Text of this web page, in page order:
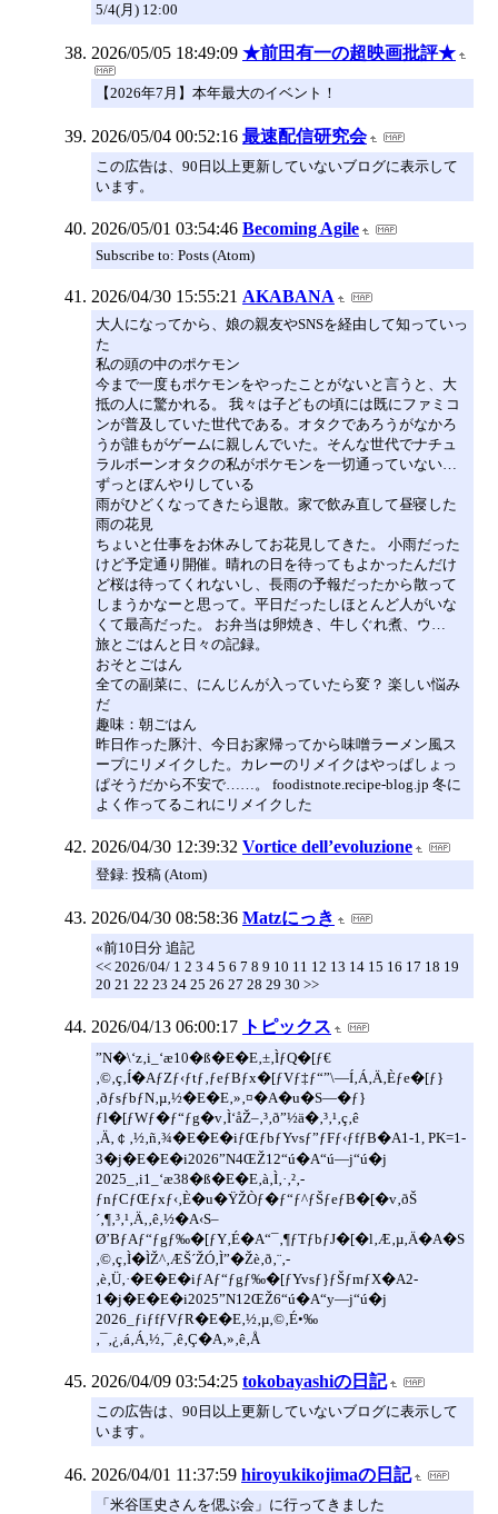
5/4(月) 12:00
2026/05/05 18:49:09 ★前田有一の超映画批評★
【2026年7月】本年最大のイベント！
2026/05/04 00:52:16 最速配信研究会
この広告は、90日以上更新していないブログに表示して
います。
2026/05/01 03:54:46 Becoming Agile
Subscribe to: Posts (Atom)
2026/04/30 15:55:21 AKABANA
大人になってから、娘の親友やSNSを経由して知っていっ
た
私の頭の中のポケモン
今まで一度もポケモンをやったことがないと言うと、大
抵の人に驚かれる。 我々は子どもの頃には既にファミコ
ンが普及していた世代である。オタクであろうがなかろ
うが誰もがゲームに親しんでいた。そんな世代でナチュ
ラルボーンオタクの私がポケモンを一切通っていない…
ずっとぼんやりしている
雨がひどくなってきたら退散。家で飲み直して昼寝した
雨の花見
ちょいと仕事をお休みしてお花見してきた。 小雨だった
けど予定通り開催。晴れの日を待ってもよかったんだけ
ど桜は待ってくれないし、長雨の予報だったから散って
しまうかなーと思って。平日だったしほとんど人がいな
くて最高だった。 お弁当は卵焼き、牛しぐれ煮、ウ…
旅とごはんと日々の記録。
おそとごはん
全ての副菜に、にんじんが入っていたら変？ 楽しい悩み
だ
趣味：朝ごはん
昨日作った豚汁、今日お家帰ってから味噌ラーメン風ス
ープにリメイクした。カレーのリメイクはやっぱしょっ
ぱそうだから不安で……。 foodistnote.recipe-blog.jp 冬に
よく作ってるこれにリメイクした
2026/04/30 12:39:32 Vortice dell’evoluzione
登録: 投稿 (Atom)
2026/04/30 08:58:36 Matzにっき
«前10日分 追記
<< 2026/04/ 1 2 3 4 5 6 7 8 9 10 11 12 13 14 15 16 17 18 19
20 21 22 23 24 25 26 27 28 29 30 >>
2026/04/13 06:00:17 トピックス
”N�\‘z‚i_‘æ10�ß�E�E‚±‚ÌƒQ�[ƒ€
‚©‚ç‚Í�AƒZƒ‹ƒtƒ‚ƒeƒBƒx�[ƒVƒ‡ƒ“”\—Í‚Á‚Ä‚Èƒe�[ƒ}
‚ðƒsƒbƒN‚µ‚½�E�E‚»‚¤�A�u�S—�ƒ}
ƒl�[ƒWƒ�ƒ“ƒg�v‚Ì‘åŽ–‚³‚ð”½ä�‚³‚¹‚ç‚ê
‚Ä‚￠‚½‚ñ‚¾�E�E�iƒŒƒbƒYvsƒ”ƒFƒ‹ƒfƒB�A1-1, PK=1-
3�j�E�E�i2026”N4ŒŽ12“ú�A“ú—j“ú�j
2025_‚i1_‘æ38�ß�E�E‚à‚Ì‚·‚²‚­
ƒnƒCƒŒƒxƒ‹‚È�u�ŸŽÒƒ�ƒ“ƒ^ƒŠƒeƒB�[�v‚ðŠ
´‚¶‚³‚¹‚Ä‚­‚ê‚½�A‹S–
Ø’BƒAƒ“ƒgƒ‰�[ƒY‚É�A“¯‚¶ƒTƒbƒJ�[�l‚Æ‚µ‚Ä�A�S
‚©‚ç‚Ì�ÌŽ^‚ÆŠ´ŽÓ‚Ì”�Žè‚ð‚¨‚­
‚è‚Ü‚·�E�E�iƒAƒ“ƒgƒ‰�[ƒYvsƒ}ƒŠƒmƒX�A2-
1�j�E�E�i2025”N12ŒŽ6“ú�A“y—j“ú�j
2026_ƒiƒfƒVƒR�E�E‚½‚µ‚©‚É•‰
‚¯‚¿‚á‚Á‚½‚¯‚ê‚Ç�A‚»‚ê‚Å
2026/04/09 03:54:25 tokobayashiの日記
この広告は、90日以上更新していないブログに表示して
います。
2026/04/01 11:37:59 hiroyukikojimaの日記
「米谷匡史さんを偲ぶ会」に行ってきました